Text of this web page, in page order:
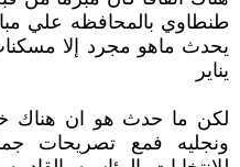
طنطاوي بالمحافظه علي
يحدث ماهو مجرد إلا
يناير
لكن ما حدث هو ان هناك
ونجليه فمع تصريحات